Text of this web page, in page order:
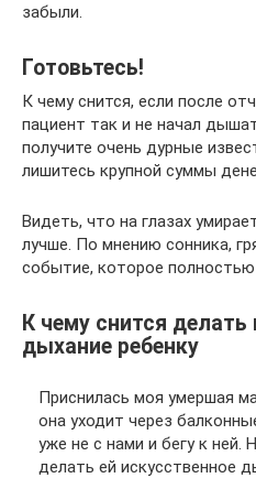
забыли.
Готовьтесь!
К чему снится, если после
пациент так и не начал
получите очень дурные
лишитесь крупной суммы
Видеть, что на глазах
лучше. По мнению сонника,
событие, которое
К чему снится делать
дыхание ребенку
Приснилась моя умершая
она уходит через
уже не с нами и бегу к ней.
делать ей искусственное